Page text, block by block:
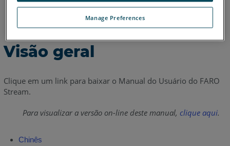
Visão geral
Clique em um link para baixar o Manual do Usuário do FARO
Stream.
Para visualizar a versão on-line deste manual, clique aqui.
Chinês
Manage Preferences